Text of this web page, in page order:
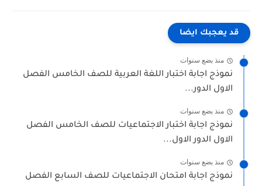
قد يعجبك ايضا
منذ بضع سنوات
نموذج اجابة اختبار اللغة العربية للصف الخامس الفصل
الاول الدور...
منذ بضع سنوات
نموذج اجابة اختبار الاجتماعيات للصف الخامس الفصل
الاول الدور الاول...
منذ بضع سنوات
نموذج اجابة امتحان الاجتماعيات للصف السابع الفصل